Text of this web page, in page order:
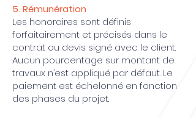
5. Rémunération
Les honoraires sont définis
forfaitairement et précisés dans le
contrat ou devis signé avec le client.
Aucun pourcentage sur montant de
travaux n’est appliqué par défaut. Le
paiement est échelonné en fonction
des phases du projet.